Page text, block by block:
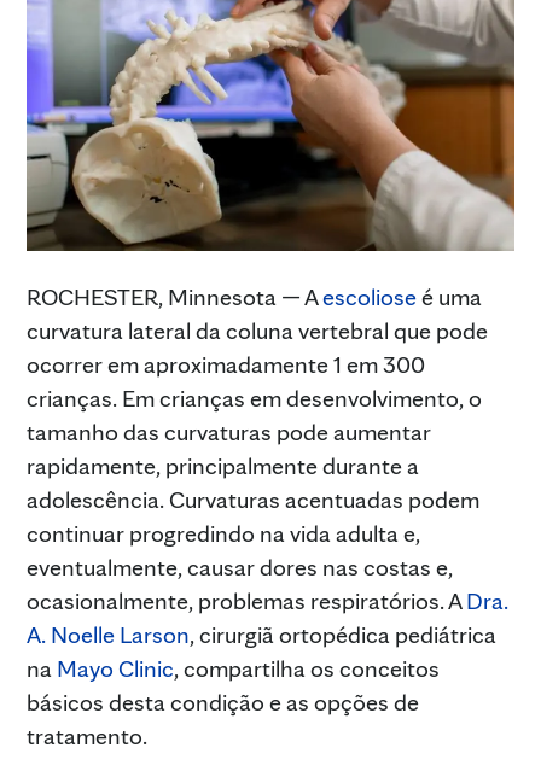
ROCHESTER, Minnesota — Aescolioseé uma
curvatura lateral da coluna vertebral que pode
ocorrer em aproximadamente 1 em 300
crianças. Em crianças em desenvolvimento, o
tamanho das curvaturas pode aumentar
rapidamente, principalmente durante a
adolescência. Curvaturas acentuadas podem
continuar progredindo na vida adulta e,
eventualmente, causar dores nas costas e,
ocasionalmente, problemas respiratórios. ADra.
A. Noelle Larson, cirurgiã ortopédica pediátrica
na Mayo Clinic, compartilha os conceitos
básicos desta condição e as opções de
tratamento.